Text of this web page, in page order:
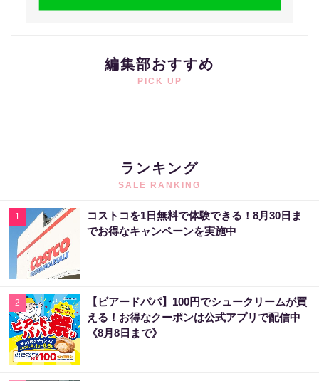
編集部おすすめ
PICK UP
ランキング
SALE RANKING
1
コストコを1日無料で体験できる！8月30日ま
でお得なキャンペーンを実施中
2
【ビアードパパ】100円でシュークリームが買
える！お得なクーポンは公式アプリで配信中
《8月8日まで》